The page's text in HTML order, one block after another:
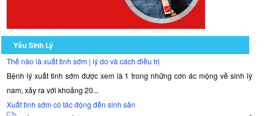
Yếu Sinh Lý
Thế nào là xuất tinh sớm | lý do và cách điều trị
Bệnh lý xuất tinh sớm được xem là 1 trong những cơn ác mộng về sinh lý
nam, xảy ra với khoảng 20...
Xuất tinh sớm có tác động đến sinh sản